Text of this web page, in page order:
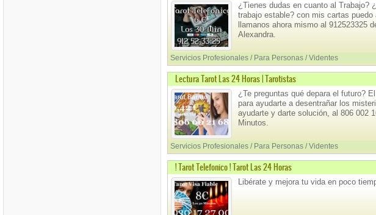
¿Tienes dudas en cuanto al Trabajo?
trabajo estable? con mis cartas
llamanos ahora mismo al 912523325
Alexandra.
Servicios Profesionales / Para Personas / Videntes
Lectura Tarot Las 24 Horas | Tarotistas
¿Te preguntas qué depara el futuro?
para ayudarte a desentrañar los
ayudarte y darte solución, al 806 002
Minutos.
Servicios Profesionales / Para Personas / Videntes
! Tarot Telefonico ! Tarot Las 24 Horas
Libérate y mejora tu vida en poco